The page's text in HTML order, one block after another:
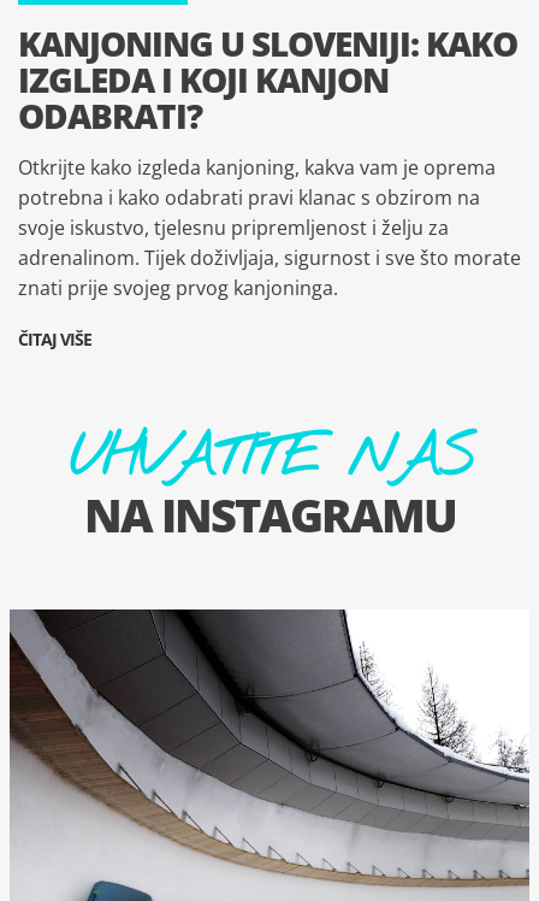
KANJONING U SLOVENIJI: KAKO
IZGLEDA I KOJI KANJON
ODABRATI?
Otkrijte kako izgleda kanjoning, kakva vam je oprema
potrebna i kako odabrati pravi klanac s obzirom na
svoje iskustvo, tjelesnu pripremljenost i želju za
adrenalinom. Tijek doživljaja, sigurnost i sve što morate
znati prije svojeg prvog kanjoninga.
ČITAJ VIŠE
UHVATITE NAS
NA INSTAGRAMU